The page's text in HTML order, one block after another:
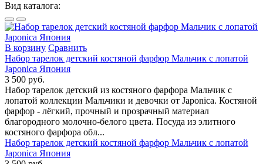
Вид каталога:
В коpзину Сpавнить
Набор тарелок детский костяной фарфор Мальчик с лопатой
Japonica Япония
3 500 руб.
Набор тарелок детский из костяного фарфора Мальчик с
лопатой коллекции Мальчики и девочки от Japonica. Костяной
фарфор - лёгкий, прочный и прозрачный материал
благородного молочно-белого цвета. Посуда из элитного
костяного фарфора обл...
Набор тарелок детский костяной фарфор Мальчик с лопатой
Japonica Япония